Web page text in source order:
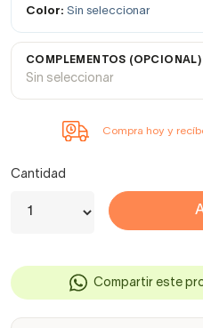
Color: Sin seleccionar
COMPLEMENTOS (OPCIONAL)
Sin seleccionar
Compra hoy y
Cantidad
Compartir este